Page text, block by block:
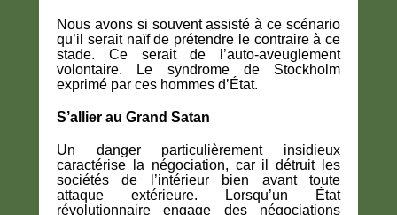
Nous avons si souvent assisté à ce scénario
qu’il serait naïf de prétendre le contraire à ce
stade. Ce serait de l’auto-aveuglement
volontaire. Le syndrome de Stockholm
exprimé par ces hommes d’État.
S’allier au Grand Satan
Un danger particulièrement insidieux
caractérise la négociation, car il détruit les
sociétés de l’intérieur bien avant toute
attaque extérieure. Lorsqu’un État
révolutionnaire engage des négociations